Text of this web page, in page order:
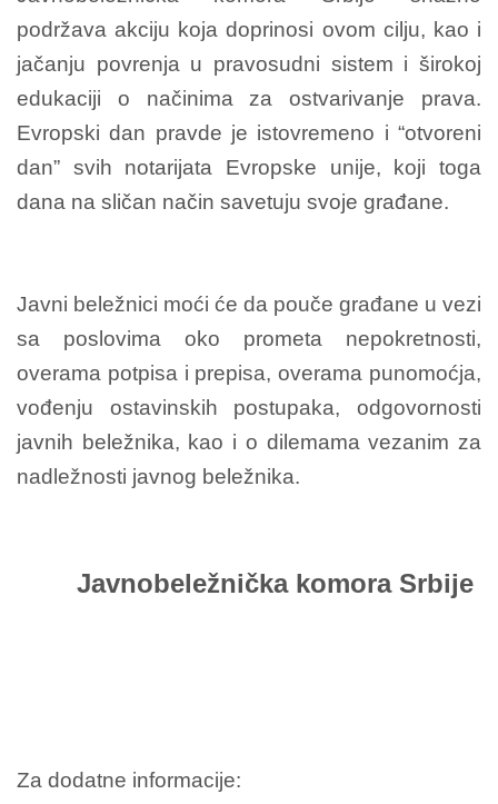
podržava akciju koja doprinosi ovom cilјu, kao i
jačanju povrenja u pravosudni sistem i širokoj
edukaciji o načinima za ostvarivanje prava.
Evropski dan pravde je istovremeno i “otvoreni
dan” svih notarijata Evropske unije, koji toga
dana na sličan način savetuju svoje građane.
Javni beležnici moći će da pouče građane u vezi
sa poslovima oko prometa nepokretnosti,
overama potpisa i prepisa, overama punomoćja,
vođenju ostavinskih postupaka, odgovornosti
javnih beležnika, kao i o dilemama vezanim za
nadležnosti javnog beležnika.
Javnobeležnička komora Srbije
Za dodatne informacije: